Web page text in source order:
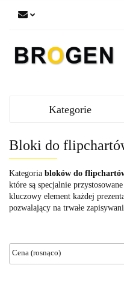
Kategorie
Bloki do
Kategoria bloków do
które są specjalnie
kluczowy element każdej
pozwalający na trwałe